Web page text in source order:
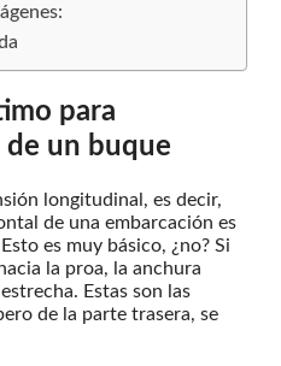
para
un buque
longitudinal, es decir,
de una embarcación es
es muy básico, ¿no? Si
la proa, la anchura
Estas son las
de la parte trasera, se